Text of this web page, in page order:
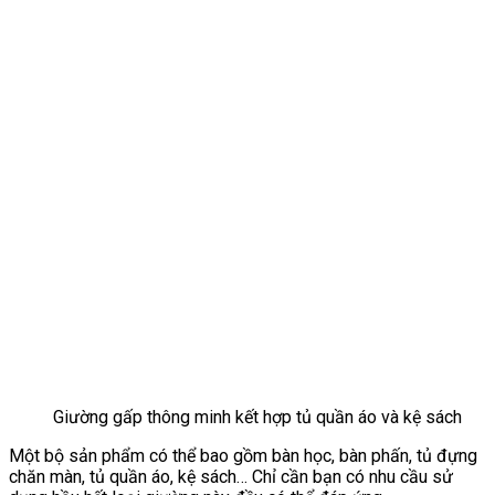
Giường gấp thông minh kết hợp tủ quần áo và kệ sách
Một bộ sản phẩm có thể bao gồm bàn học, bàn phấn, tủ đựng
chăn màn, tủ quần áo, kệ sách… Chỉ cần bạn có nhu cầu sử